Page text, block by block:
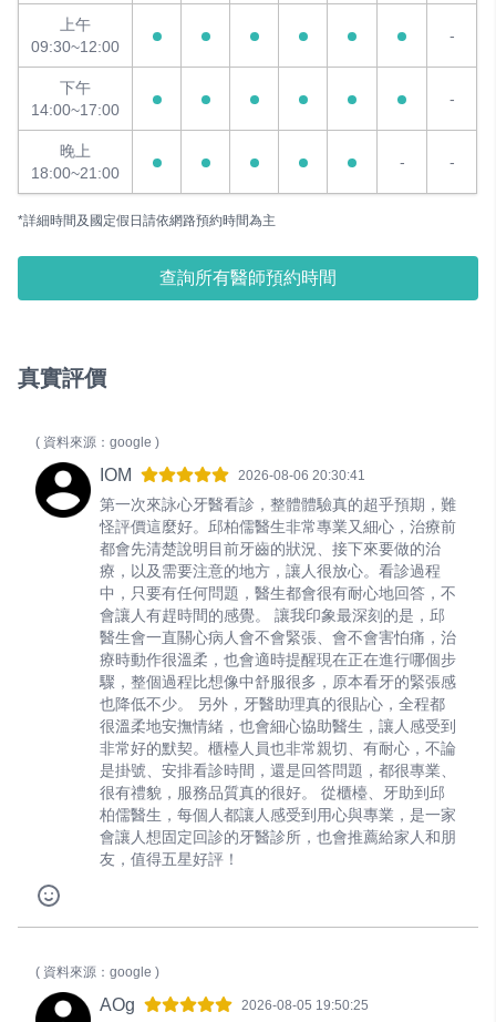
上午
09:30~12:00
-
下午
14:00~17:00
-
晚上
18:00~21:00
- -
*詳細時間及國定假日請依網路預約時間為主
查詢所有醫師預約時間
真實評價
( 資料來源：google )
IOM 2026-08-06 20:30:41
第一次來詠心牙醫看診，整體體驗真的超乎預期，難
怪評價這麼好。邱柏儒醫生非常專業又細心，治療前
都會先清楚說明目前牙齒的狀況、接下來要做的治
療，以及需要注意的地方，讓人很放心。看診過程
中，只要有任何問題，醫生都會很有耐心地回答，不
會讓人有趕時間的感覺。 讓我印象最深刻的是，邱
醫生會一直關心病人會不會緊張、會不會害怕痛，治
療時動作很溫柔，也會適時提醒現在正在進行哪個步
驟，整個過程比想像中舒服很多，原本看牙的緊張感
也降低不少。 另外，牙醫助理真的很貼心，全程都
很溫柔地安撫情緒，也會細心協助醫生，讓人感受到
非常好的默契。櫃檯人員也非常親切、有耐心，不論
是掛號、安排看診時間，還是回答問題，都很專業、
很有禮貌，服務品質真的很好。 從櫃檯、牙助到邱
柏儒醫生，每個人都讓人感受到用心與專業，是一家
會讓人想固定回診的牙醫診所，也會推薦給家人和朋
友，值得五星好評！
( 資料來源：google )
AOg 2026-08-05 19:50:25